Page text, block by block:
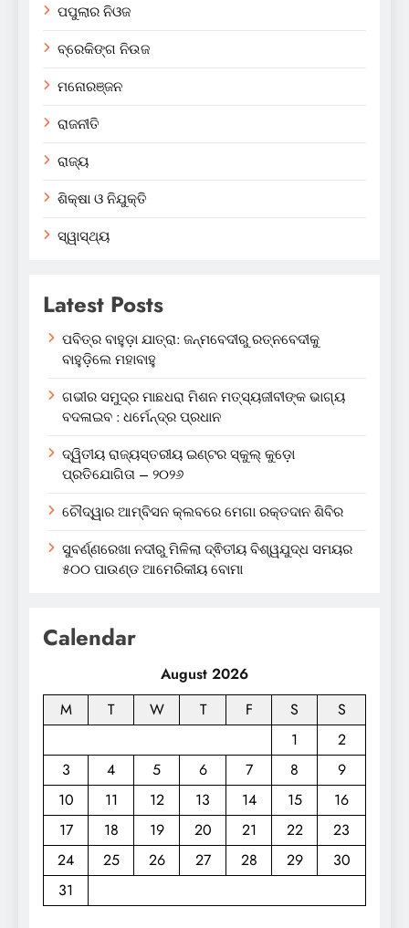
ପପୁଲାର ନିଓଜ
ବ୍ରେକିଙ୍ଗ ନିଉଜ
ମନୋରଞ୍ଜନ
ରାଜନୀତି
ରାଜ୍ୟ
ଶିକ୍ଷା ଓ ନିଯୁକ୍ତି
ସ୍ୱାସ୍ଥ୍ୟ
Latest Posts
ପବିତ୍ର ବାହୁଡ଼ା ଯାତ୍ରା: ଜନ୍ମବେଦୀରୁ ରତ୍ନବେଦୀକୁ
ବାହୁଡ଼ିଲେ ମହାବାହୁ
ଗଭୀର ସମୁଦ୍ର ମାଛଧରା ମିଶନ ମତ୍ସ୍ୟଜୀବୀଙ୍କ ଭାଗ୍ୟ
ବଦଳାଇବ : ଧର୍ମେନ୍ଦ୍ର ପ୍ରଧାନ
ଦ୍ୱିତୀୟ ରାଜ୍ୟସ୍ତରୀୟ ଇଣ୍ଟର ସ୍କୁଲ୍ କୁଡ଼ୋ
ପ୍ରତିଯୋଗିତା – ୨୦୨୬
ଚୌଦ୍ୱାର ଆମ୍ବିସନ କ୍ଲବରେ ମେଗା ରକ୍ତଦାନ ଶିବିର
ସୁବର୍ଣ୍ଣରେଖା ନଦୀରୁ ମିଳିଲା ଦ୍ଵିତୀୟ ବିଶ୍ୱଯୁଦ୍ଧ ସମୟର
୫୦୦ ପାଉଣ୍ଡ ଆମେରିକୀୟ ବୋମା
Calendar
August 2026
M
T W T F S
S
1
2
3
4 5 6 7 8
9
10
11 12 13 14 15
16
17
18 19 20 21 22
23
24
25 26 27 28 29
30
31